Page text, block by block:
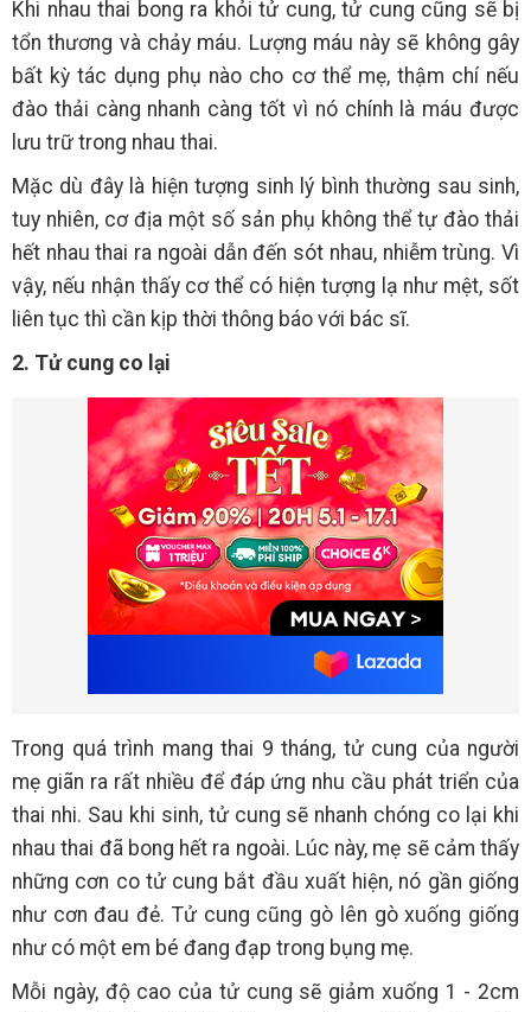
Khi nhau thai bong ra khỏi tử cung, tử cung cũng sẽ bị
tổn thương và chảy máu. Lượng máu này sẽ không gây
bất kỳ tác dụng phụ nào cho cơ thể mẹ, thậm chí nếu
đào thải càng nhanh càng tốt vì nó chính là máu được
lưu trữ trong nhau thai.
Mặc dù đây là hiện tượng sinh lý bình thường sau sinh,
tuy nhiên, cơ địa một số sản phụ không thể tự đào thải
hết nhau thai ra ngoài dẫn đến sót nhau, nhiễm trùng. Vì
vậy, nếu nhận thấy cơ thể có hiện tượng lạ như mệt, sốt
liên tục thì cần kịp thời thông báo với bác sĩ.
2. Tử cung co lại
Trong quá trình mang thai 9 tháng, tử cung của người
mẹ giãn ra rất nhiều để đáp ứng nhu cầu phát triển của
thai nhi. Sau khi sinh, tử cung sẽ nhanh chóng co lại khi
nhau thai đã bong hết ra ngoài. Lúc này, mẹ sẽ cảm thấy
những cơn co tử cung bắt đầu xuất hiện, nó gần giống
như cơn đau đẻ. Tử cung cũng gò lên gò xuống giống
như có một em bé đang đạp trong bụng mẹ.
Mỗi ngày, độ cao của tử cung sẽ giảm xuống 1 - 2cm